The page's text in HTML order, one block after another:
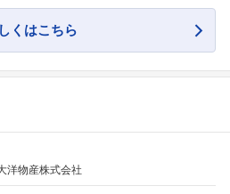
フォローしませんか？
くはこちら
洋物産株式会社